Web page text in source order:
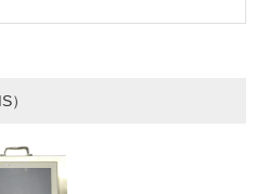
）